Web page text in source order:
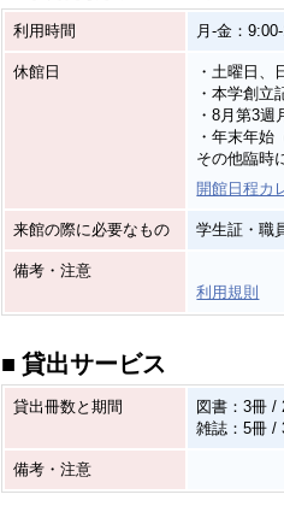
利用時間 月-金：
休館日
・土曜日、
・本学創立
・8月第3週
・年末年始
その他臨時
開館日程カ
来館の際に必要なもの 学生証・職
備考・注意
利用規則
■ 貸出サービス
貸出冊数と期間
図書：3冊 /
雑誌：5冊 /
備考・注意